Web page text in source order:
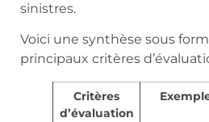
sinistres.
Voici une synthèse sous
principaux critères
Critères
d’évaluation